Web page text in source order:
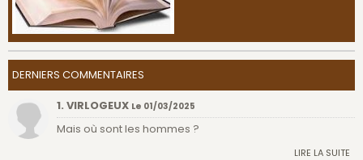
DERNIERS COMMENTAIRES
1. VIRLOGEUX Le 01/03/2025
Mais où sont les hommes ?
LIRE LA SUITE